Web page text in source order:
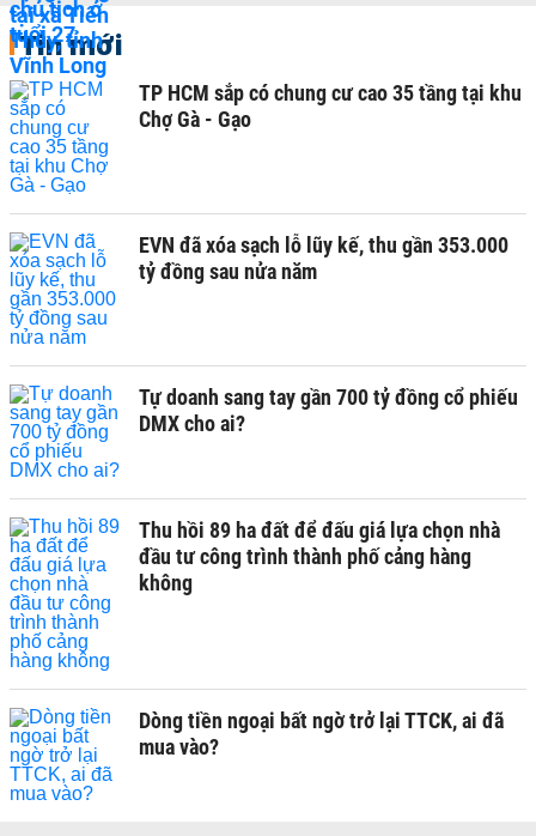
Tin mới
TP HCM sắp có chung cư cao 35 tầng tại khu
Chợ Gà - Gạo
EVN đã xóa sạch lỗ lũy kế, thu gần 353.000
tỷ đồng sau nửa năm
Tự doanh sang tay gần 700 tỷ đồng cổ phiếu
DMX cho ai?
Thu hồi 89 ha đất để đấu giá lựa chọn nhà
đầu tư công trình thành phố cảng hàng
không
Dòng tiền ngoại bất ngờ trở lại TTCK, ai đã
mua vào?